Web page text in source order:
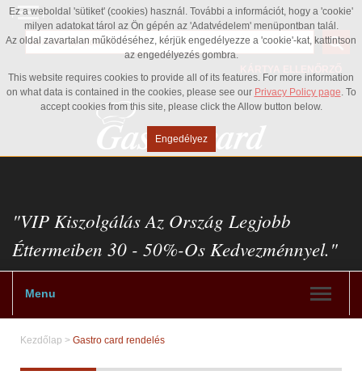
Ez a weboldal 'sütiket' (cookies) használ. További a információt, hogy a 'cookie'
milyen adatokat tárol az Ön gépén az 'Adatvédelem' menüpontban talál.
Az oldal zavartalan működéséhez, kérjük engedélyezze a 'cookie'-kat, kattintson
az engedélyezés gombra.
This website requires cookies to provide all of its features. For more information
on what data is contained in the cookies, please see our Privacy Policy page. To
accept cookies from this site, please click the Allow button below.
Engedélyez
"VIP Kiszolgálás Az Ország Legjobb
Éttermeiben 30 - 50%-Os Kedvezménnyel."
Menu
Kezdőlap > Gastro card rendelés